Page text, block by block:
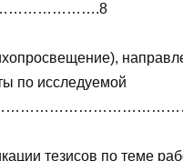
по исследуемой
тезисов по теме